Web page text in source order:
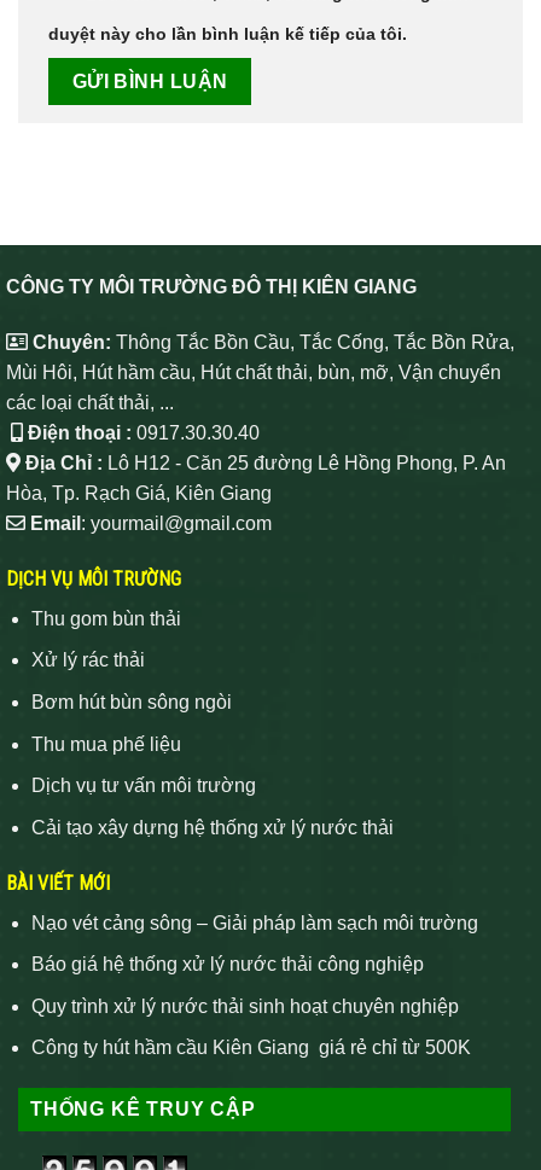
duyệt này cho lần bình luận kế tiếp của tôi.
CÔNG TY MÔI TRƯỜNG ĐÔ THỊ KIÊN GIANG
Chuyên: Thông Tắc Bồn Cầu, Tắc Cống, Tắc Bồn Rửa,
Mùi Hôi, Hút hầm cầu, Hút chất thải, bùn, mỡ, Vận chuyển
các loại chất thải, ...
Điện thoại : 0917.30.30.40
Địa Chỉ : Lô H12 - Căn 25 đường Lê Hồng Phong, P. An
Hòa, Tp. Rạch Giá, Kiên Giang
Email : yourmail@gmail.com
DỊCH VỤ MÔI TRƯỜNG
Thu gom bùn thải
Xử lý rác thải
Bơm hút bùn sông ngòi
Thu mua phế liệu
Dịch vụ tư vấn môi trường
Cải tạo xây dựng hệ thống xử lý nước thải
BÀI VIẾT MỚI
Nạo vét cảng sông – Giải pháp làm sạch môi trường
Báo giá hệ thống xử lý nước thải công nghiệp
Quy trình xử lý nước thải sinh hoạt chuyên nghiệp
Công ty hút hầm cầu Kiên Giang giá rẻ chỉ từ 500K
THỐNG KÊ TRUY CẬP